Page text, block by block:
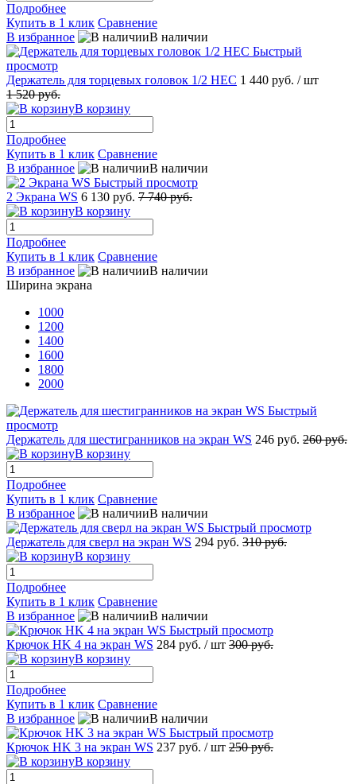
Подробнее
Купить в 1 клик Сравнение
В избранное
В наличии
Быстрый
просмотр
Держатель для торцевых головок 1/2 НЕС 1 440 руб. / шт
1 520 руб.
В корзину
Подробнее
Купить в 1 клик Сравнение
В избранное
В наличии
Быстрый просмотр
2 Экрана WS 6 130 руб. 7 740 руб.
В корзину
Подробнее
Купить в 1 клик Сравнение
В избранное
В наличии
Ширина экрана
1000
1200
1400
1600
1800
2000
Быстрый
просмотр
Держатель для шестигранников на экран WS 246 руб. 260 руб.
В корзину
Подробнее
Купить в 1 клик Сравнение
В избранное
В наличии
Быстрый просмотр
Держатель для сверл на экран WS 294 руб. 310 руб.
В корзину
Подробнее
Купить в 1 клик Сравнение
В избранное
В наличии
Быстрый просмотр
Крючок HK 4 на экран WS 284 руб. / шт 300 руб.
В корзину
Подробнее
Купить в 1 клик Сравнение
В избранное
В наличии
Быстрый просмотр
Крючок HK 3 на экран WS 237 руб. / шт 250 руб.
В корзину